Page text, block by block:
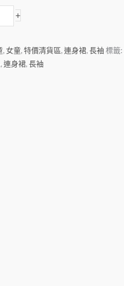
+
, 女童,特價清貨區,連身裙,長袖 標籤:
,連身裙,長袖